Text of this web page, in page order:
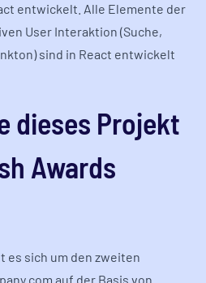
entwickelt. Alle Elemente der
User Interaktion (Suche,
sind in React entwickelt
dieses Projekt
Awards
es sich um den zweiten
auf der Basis von